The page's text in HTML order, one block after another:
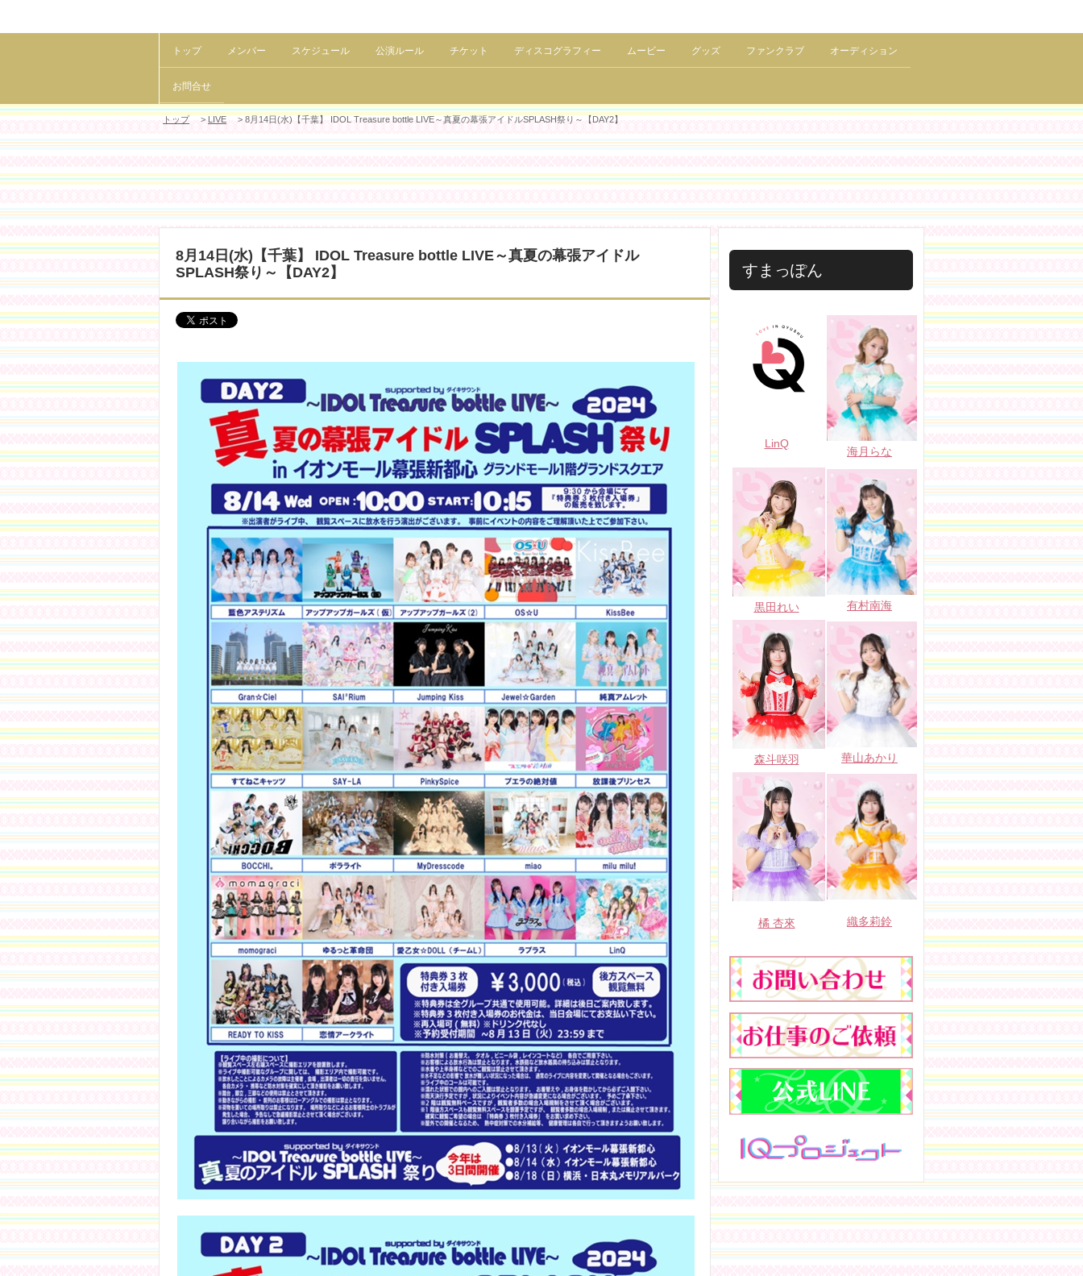
トップ メンバー スケジュール 公演ルール チケット ディスコグラフィー ムービー グッズ ファンクラブ オーディション
お問合せ
トップ > LIVE > 8月14日(水)【千葉】 IDOL Treasure bottle LIVE～真夏の幕張アイドルSPLASH祭り～【DAY2】
8月14日(水)【千葉】 IDOL Treasure bottle LIVE～真夏の幕張アイドル
SPLASH祭り～【DAY2】
すまっぽん
LinQ
海月らな
黒田れい 有村南海
森斗咲羽 華山あかり
橘 杏來 織多莉鈴